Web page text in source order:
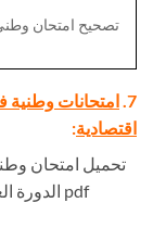
تصحيح امتحان وطني 2014 الفلسفة الدورة
7.
اقتصادية:
pdf الدورة العادية والاستدراكية علوم اقتصاد والتدبير